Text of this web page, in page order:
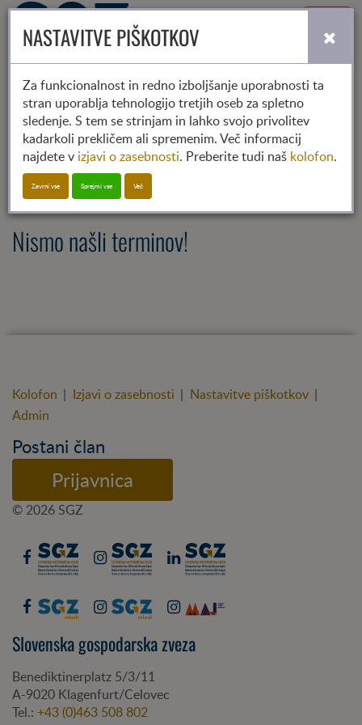
2023 2024
2025
01
02 03 04 05 06 07 08 09 10
Nismo našli terminov!
Kolofon | Izjavi o zasebnosti | Nastavitve piškotkov |
Admin
Postani član
Prijavnica
© 2026 SGZ
Slovenska gospodarska zveza
Benediktinerplatz 5/3/11
A-9020 Klagenfurt/Celovec
Tel.: +43 (0)463 508 802
NASTAVITVE PIŠKOTKOV
Za funkcionalnost in redno izboljšanje uporabnosti ta
stran uporablja tehnologijo tretjih oseb za spletno
sledenje. S tem se strinjam in lahko svojo privolitev
kadarkoli prekličem ali spremenim. Več informacij
najdete v izjavi o zasebnosti. Preberite tudi naš kolofon.
Zavrni vse Sprejmi vse Več